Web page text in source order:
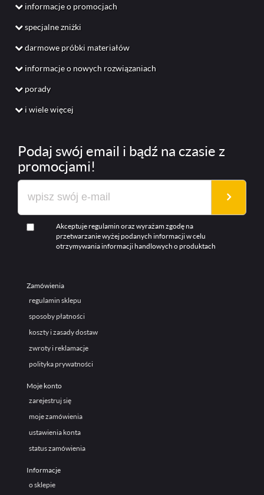
informacje o promocjach
specjalne zniżki
darmowe próbki materiałów
informacje o nowych rozwiązaniach
porady
i wiele więcej
Podaj swój email i bądź na czasie z
promocjami!
Akceptuje regulamin oraz wyrażam zgodę na
przetwarzanie wyżej podanych informacji w celu
otrzymywania informacji handlowych o produktach
Zamówienia
regulamin sklepu
sposoby płatności
koszty i zasady dostaw
zwroty i reklamacje
polityka prywatności
Moje konto
zarejestruj się
moje zamówienia
ustawienia konta
status zamówienia
Informacje
o sklepie